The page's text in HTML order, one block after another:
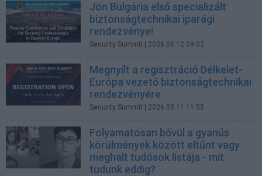
Jön Bulgária első specializált
biztonságtechnikai iparági
rendezvénye!
Security Summit | 2026.05.12 09:02
Megnyílt a regisztráció Délkelet-
Európa vezető biztonságtechnikai
rendezvényére
Security Summit | 2026.05.11 11:55
Folyamatosan bővül a gyanús
körülmények között eltűnt vagy
meghalt tudósok listája - mit
tudunk eddig?